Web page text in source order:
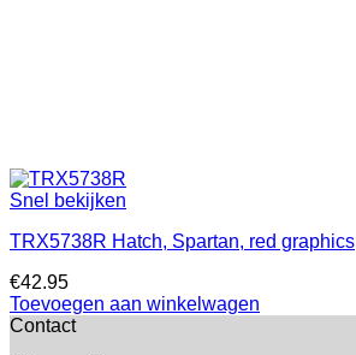
Snel bekijken
TRX5738R Hatch, Spartan, red graphics
€42.95
Toevoegen aan winkelwagen
Contact